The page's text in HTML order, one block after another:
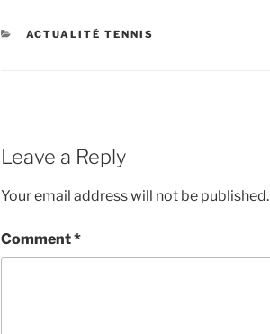
CATEGORIES
ACTUALITÉ TENNIS
Leave a Reply
Your email address will not be published.
Comment*